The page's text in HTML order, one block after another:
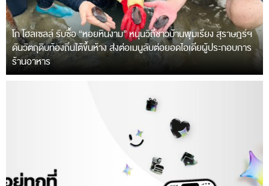
โก โฮลเซลล์ รับซื้อ “หอยหินงาม” หนุนวิถีชาวบ้านพุมเรียง สุราษฎร์ฯ
ดันวัตถุดิบท้องถิ่นใต้ขึ้นห้าง ส่งต่อเมนูลับต่อยอดไอเดียผู้ประกอบการ
ร้านอาหาร